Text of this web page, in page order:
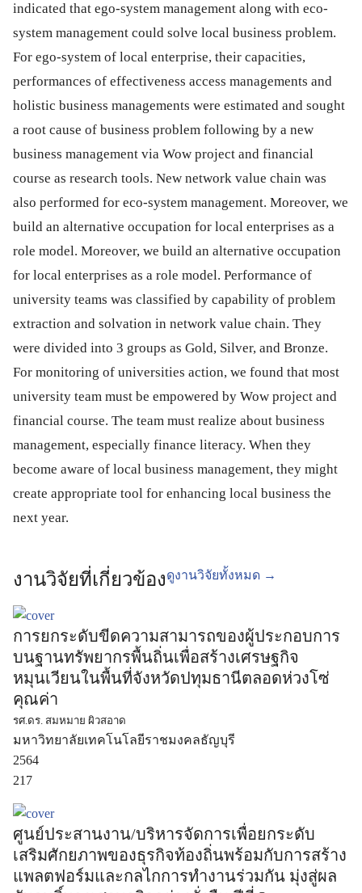
indicated that ego-system management along with eco-
system management could solve local business problem.
For ego-system of local enterprise, their capacities,
performances of effectiveness access managements and
holistic business managements were estimated and sought
a root cause of business problem following by a new
business management via Wow project and financial
course as research tools. New network value chain was
also performed for eco-system management. Moreover, we
build an alternative occupation for local enterprises as a
role model. Moreover, we build an alternative occupation
for local enterprises as a role model. Performance of
university teams was classified by capability of problem
extraction and solvation in network value chain. They
were divided into 3 groups as Gold, Silver, and Bronze.
For monitoring of universities action, we found that most
university team must be empowered by Wow project and
financial course. The team must realize about business
management, especially finance literacy. When they
become aware of local business management, they might
create appropriate tool for enhancing local business the
next year.
งานวิจัยที่เกี่ยวข้องดูงานวิจัยทั้งหมด →
การยกระดับขีดความสามารถของผู้ประกอบการ
บนฐานทรัพยากรพื้นถิ่นเพื่อสร้างเศรษฐกิจ
หมุนเวียนในพื้นที่จังหวัดปทุมธานีตลอดห่วงโซ่
คุณค่า
รศ.ดร. สมหมาย ผิวสอาด
มหาวิทยาลัยเทคโนโลยีราชมงคลธัญบุรี
2564
217
ศูนย์ประสานงาน/บริหารจัดการเพื่อยกระดับ
เสริมศักยภาพของธุรกิจท้องถิ่นพร้อมกับการสร้าง
แพลตฟอร์มและกลไกการทำงานร่วมกัน มุ่งสู่ผล